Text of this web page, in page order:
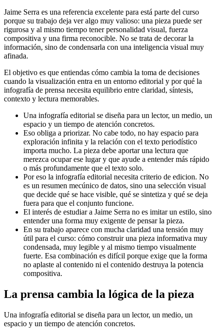
Jaime Serra es una referencia excelente para está parte del curso
porque su trabajo deja ver algo muy valioso: una pieza puede ser
rigurosa y al mismo tiempo tener personalidad visual, fuerza
compositiva y una firma reconocible. No se trata de decorar la
información, sino de condensarla con una inteligencia visual muy
afinada.
El objetivo es que entiendas cómo cambia la toma de decisiones
cuando la visualización entra en un entorno editorial y por qué la
infografía de prensa necesita equilibrio entre claridad, síntesis,
contexto y lectura memorables.
Una infografía editorial se diseña para un lector, un medio, un
espacio y un tiempo de atención concretos.
Eso obliga a priorizar. No cabe todo, no hay espacio para
exploración infinita y la relación con el texto periodístico
importa mucho. La pieza debe aportar una lectura que
merezca ocupar ese lugar y que ayude a entender más rápido
o más profundamente que el texto solo.
Por eso la infografía editorial necesita criterio de edicion. No
es un resumen mecúnico de datos, sino una selección visual
que decide qué se hace visible, qué se sintetiza y qué se deja
fuera para que el conjunto funcione.
El interés de estudiar a Jaime Serra no es imitar un estilo, sino
entender una forma muy exigente de pensar la pieza.
En su trabajo aparece con mucha claridad una tensión muy
útil para el curso: cómo construir una pieza informativa muy
condensada, muy legible y al mismo tiempo visualmente
fuerte. Esa combinación es difícil porque exige que la forma
no aplaste al contenido ni el contenido destruya la potencia
compositiva.
La prensa cambia la lógica de la pieza
Una infografía editorial se diseña para un lector, un medio, un
espacio y un tiempo de atención concretos.